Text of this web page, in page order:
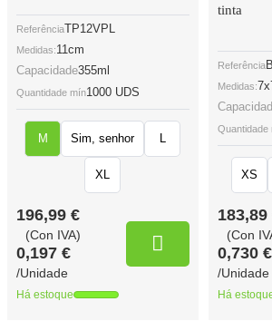
ReferênciaTP12VPL
Medidas:11cm
Capacidade355ml
Quantidade mín1000 UDS
M Sim, senhor L
XL
196,99 €
(Con IVA)
0,197 €
/Unidade
Há estoque
tinta
Referência
Medidas:
Quantidade
XS
183,89
(Con
0,730 €
/Unidade
Há